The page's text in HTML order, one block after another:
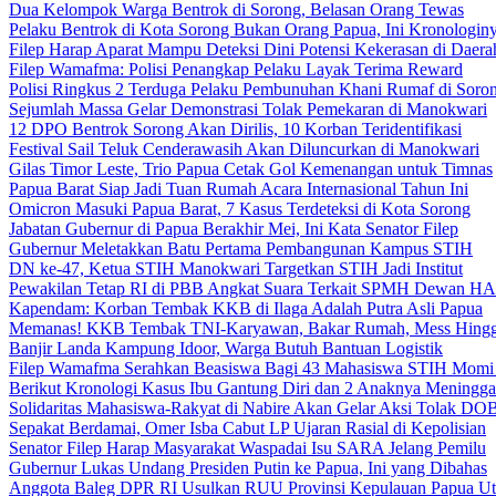
Dua Kelompok Warga Bentrok di Sorong, Belasan Orang Tewas
Pelaku Bentrok di Kota Sorong Bukan Orang Papua, Ini
Filep Harap Aparat Mampu Deteksi Dini Potensi Kekerasan di
Filep Wamafma: Polisi Penangkap Pelaku Layak Terima Reward
Polisi Ringkus 2 Terduga Pelaku Pembunuhan Khani Rumaf di
Sejumlah Massa Gelar Demonstrasi Tolak Pemekaran di Manokwari
12 DPO Bentrok Sorong Akan Dirilis, 10 Korban Teridentifikasi
Festival Sail Teluk Cenderawasih Akan Diluncurkan di Manokwari
Gilas Timor Leste, Trio Papua Cetak Gol Kemenangan untuk Timnas
Papua Barat Siap Jadi Tuan Rumah Acara Internasional Tahun Ini
Omicron Masuki Papua Barat, 7 Kasus Terdeteksi di Kota Sorong
Jabatan Gubernur di Papua Berakhir Mei, Ini Kata Senator Filep
Gubernur Meletakkan Batu Pertama Pembangunan Kampus STIH
DN ke-47, Ketua STIH Manokwari Targetkan STIH Jadi Institut
Pewakilan Tetap RI di PBB Angkat Suara Terkait SPMH Dewan
Kapendam: Korban Tembak KKB di Ilaga Adalah Putra Asli Papua
Memanas! KKB Tembak TNI-Karyawan, Bakar Rumah, Mess
Banjir Landa Kampung Idoor, Warga Butuh Bantuan Logistik
Filep Wamafma Serahkan Beasiswa Bagi 43 Mahasiswa STIH Momi
Berikut Kronologi Kasus Ibu Gantung Diri dan 2 Anaknya
Solidaritas Mahasiswa-Rakyat di Nabire Akan Gelar Aksi Tolak
Sepakat Berdamai, Omer Isba Cabut LP Ujaran Rasial di Kepolisian
Senator Filep Harap Masyarakat Waspadai Isu SARA Jelang Pemilu
Gubernur Lukas Undang Presiden Putin ke Papua, Ini yang Dibahas
Anggota Baleg DPR RI Usulkan RUU Provinsi Kepulauan Papua